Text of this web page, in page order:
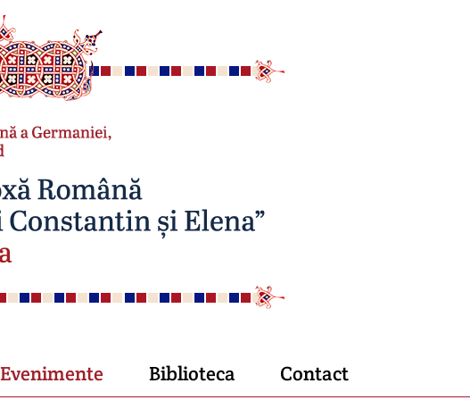
Evenimente Biblioteca Contact